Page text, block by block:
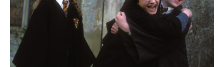
for
freaks